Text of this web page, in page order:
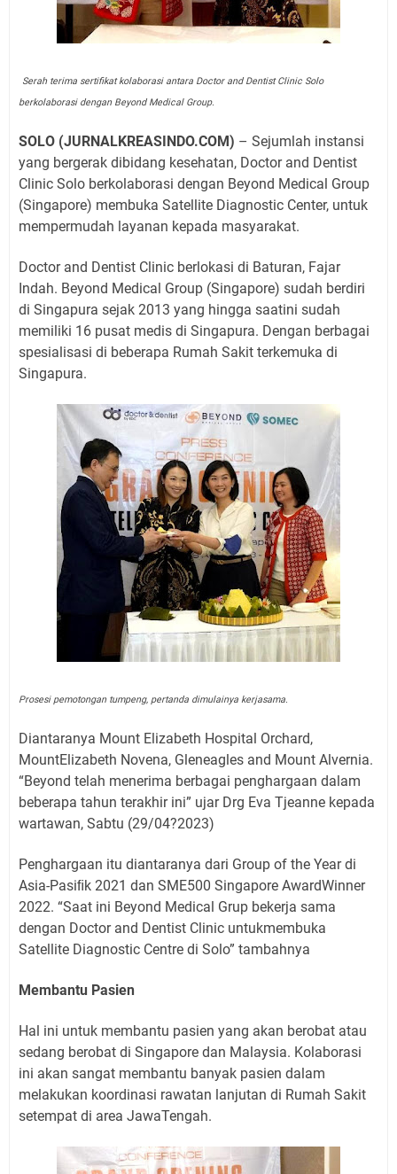
Serah terima sertifikat kolaborasi antara Doctor and Dentist Clinic Solo
berkolaborasi dengan Beyond Medical Group.
SOLO (JURNALKREASINDO.COM) – Sejumlah instansi
yang bergerak dibidang kesehatan, Doctor and Dentist
Clinic Solo berkolaborasi dengan Beyond Medical Group
(Singapore) membuka Satellite Diagnostic Center, untuk
mempermudah layanan kepada masyarakat.
Doctor and Dentist Clinic berlokasi di Baturan, Fajar
Indah. Beyond Medical Group (Singapore) sudah berdiri
di Singapura sejak 2013 yang hingga saatini sudah
memiliki 16 pusat medis di Singapura. Dengan berbagai
spesialisasi di beberapa Rumah Sakit terkemuka di
Singapura.
Prosesi pemotongan tumpeng, pertanda dimulainya kerjasama.
Diantaranya Mount Elizabeth Hospital Orchard,
MountElizabeth Novena, Gleneagles and Mount Alvernia.
“Beyond telah menerima berbagai penghargaan dalam
beberapa tahun terakhir ini” ujar Drg Eva Tjeanne kepada
wartawan, Sabtu (29/04?2023)
Penghargaan itu diantaranya dari Group of the Year di
Asia-Pasiﬁk 2021 dan SME500 Singapore AwardWinner
2022. “Saat ini Beyond Medical Grup bekerja sama
dengan Doctor and Dentist Clinic untukmembuka
Satellite Diagnostic Centre di Solo” tambahnya
Membantu Pasien
Hal ini untuk membantu pasien yang akan berobat atau
sedang berobat di Singapore dan Malaysia. Kolaborasi
ini akan sangat membantu banyak pasien dalam
melakukan koordinasi rawatan lanjutan di Rumah Sakit
setempat di area JawaTengah.